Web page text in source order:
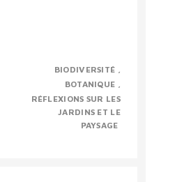
de nous quitter
rendre un
pour dire combien j’ai
BIODIVERSITÉ
BOTANIQUE
RÉFLEXIONS SUR LES
JARDINS ET LE
PAYSAGE